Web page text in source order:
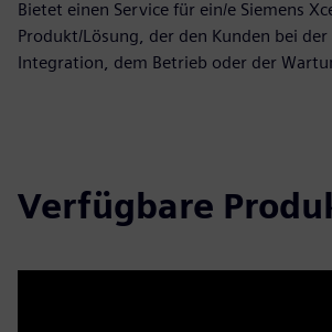
Bietet einen Service für ein/e Siemens
Produkt/Lösung, der den Kunden bei
Integration, dem Betrieb oder der
Verfügbare